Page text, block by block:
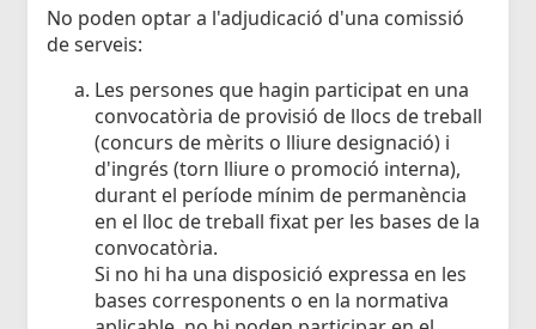
No poden optar a l'adjudicació d'una comissió
de serveis:
Les persones que hagin participat en una
convocatòria de provisió de llocs de treball
(concurs de mèrits o lliure designació) i
d'ingrés (torn lliure o promoció interna),
durant el període mínim de permanència
en el lloc de treball fixat per les bases de la
convocatòria.
Si no hi ha una disposició expressa en les
bases corresponents o en la normativa